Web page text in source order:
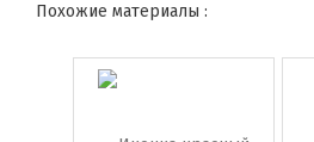
Похожие материалы :